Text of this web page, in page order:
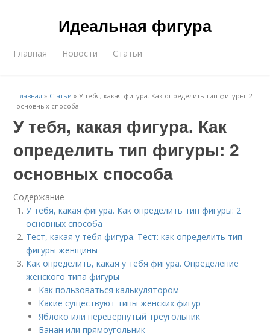
Идеальная фигура
Главная Новости Статьи
Главная » Статьи »У тебя, какая фигура. Как определить тип фигуры: 2
основных способа
У тебя, какая фигура. Как
определить тип фигуры: 2
основных способа
Содержание
У тебя, какая фигура. Как определить тип фигуры: 2
основных способа
Тест, какая у тебя фигура. Тест: как определить тип
фигуры женщины
Как определить, какая у тебя фигура. Определение
женского типа фигуры
Как пользоваться калькулятором
Какие существуют типы женских фигур
Яблоко или перевернутый треугольник
Банан или прямоугольник